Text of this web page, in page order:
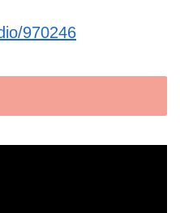
970246